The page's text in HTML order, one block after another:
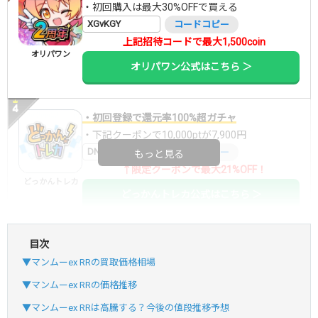
オリパワン
・初回購入は最大30%OFFで買える
XGvKGY コードコピー
上記招待コードで最大1,500coin
オリパワン公式はこちら ＞
・初回登録で還元率100%超ガチャ
・下記クーポンで10,000ptが7,900円
DNGBIF4X コードコピー
↑限定クーポンで最大21%OFF！
おりパンダ
・新規登録で6種類アド確解禁
SVGC7P
もっと見る
目次
▼マンムーex RRの買取価格相場
▼マンムーex RRの価格推移
▼マンムーex RRは高騰する？今後の値段推移予想